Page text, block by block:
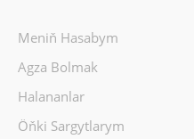
Meniň Hasabym
Agza Bolmak
Halananlar
Öňki Sargytlarym